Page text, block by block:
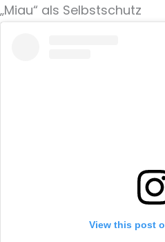
„Miau“ als Selbstschutz
View this post